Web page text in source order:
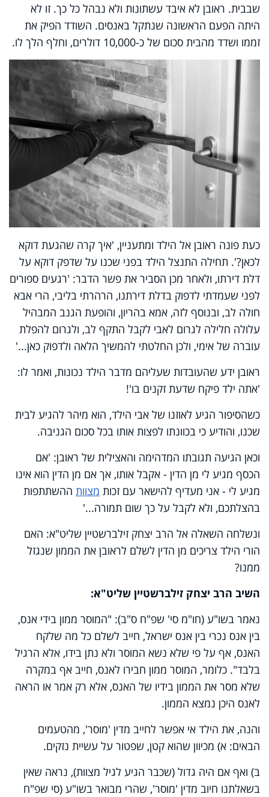
שבבית. ראובן לא איבד עשתונות ולא נבהל כל כך. זו לא
היתה הפעם הראשונה שנתקל באנסים. השודד הפיק את
זממו ושדד מהבית סכום של כ-10,000 דולרים, וחלף הלך לו.
כעת פונה ראובן אל הילד ומתעניין, 'איך קרה שהגעת דוקא
לכאן?'. תחילה התנצל הילד בפני שכנו על שדפק דוקא על
דלת דירתו, ולאחר מכן הסביר את פשר הדבר: 'רגעים ספורים
לפני שעמדתי לדפוק בדלת דירתנו, הרהרתי בליבי, הרי אבא
חולה לב, ובנוסף לזה, אמא בהריון, והופעת הגנב המבהיל
עלולה חלילה לגרום לאבי לקבל התקף לב, ולגרום להפלת
עוברה של אימי, ולכן החלטתי להמשיך הלאה ולדפוק כאן...'
ראובן ידע שהעובדות שעליהם מדבר הילד נכונות, ואמר לו:
'אתה ילד פיקח שדעת זקנים בו'!
כשהסיפור הגיע לאוזנו של אבי הילד, הוא מיהר להגיע לבית
שכנו, והודיע כי בכוונתו לפצות אותו בכל סכום הגניבה.
וכאן הגיעה תגובתו המדהימה והאצילית של ראובן: 'אם
הכסף מגיע לי מן הדין - אקבל אותו, אך אם מן הדין הוא אינו
מגיע לי - אני מעדיף להישאר עם זכות מצוות ההשתתפות
בהצלתכם, ולא לקבל על כך שום תמורה...'
ונשלחה השאלה אל הרב יצחק זילברשטיין שליט"א: האם
הורי הילד צריכים מן הדין לשלם לראובן את הממון שנגזל
ממנו?
השיב הרב יצחק זילברשטיין שליט"א:
נאמר בשו"ע (חו"מ סי' שפ"ח ס"ב): "המוסר ממון בידי אנס,
בין אנס נכרי בין אנס ישראל, חייב לשלם כל מה שלקח
האנס, אף על פי שלא נשא המוסר ולא נתן בידו, אלא הרגיל
בלבד". כלומר, המוסר ממון חבירו לאנס, חייב אף במקרה
שלא מסר את הממון בידיו של האנס, אלא רק אמר או הראה
לאנס היכן נמצא הממון.
והנה, את הילד אי אפשר לחייב מדין 'מוסר', מהטעמים
הבאים: א) מכיוון שהוא קטן, שפטור על עשיית נזקים.
ב) ואף אם היה גדול (שכבר הגיע לגיל מצוות), נראה שאין
בשאלתנו חיוב מדין 'מוסר', שהרי מבואר בשו"ע (סי שפ"ח